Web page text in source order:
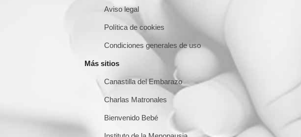
Aviso legal
Política de cookies
Condiciones generales de uso
Más sitios
Canastilla del Embarazo
Charlas Matronales
Bienvenido Bebé